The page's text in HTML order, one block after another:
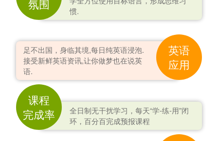
氛围
惯.
英语
应用
足不出国，身临其境,每日纯英语浸泡.
接受新鲜英语资讯,让你做梦也在说英
语.
课程
完成率
全日制无干扰学习，每天“学-练-用”闭
环，百分百完成预报课程